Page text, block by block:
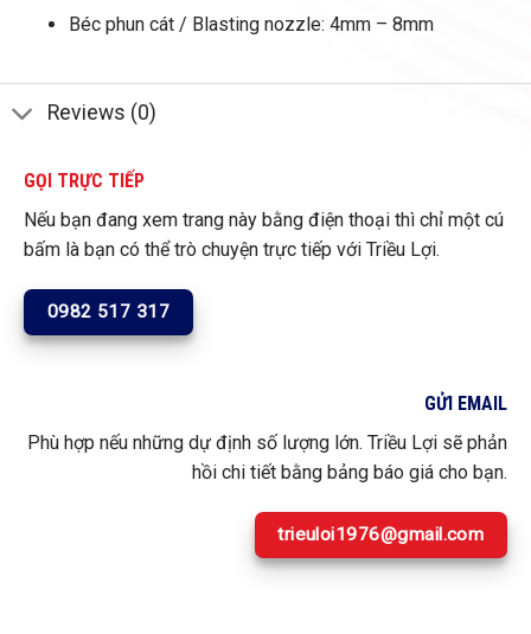
Béc phun cát / Blasting nozzle: 4mm – 8mm
Reviews (0)
GỌI TRỰC TIẾP
Nếu bạn đang xem trang này bằng điện thoại thì chỉ một cú
bấm là bạn có thể trò chuyện trực tiếp với Triều Lợi.
0982 517 317
GỬI EMAIL
Phù hợp nếu những dự định số lượng lớn. Triều Lợi sẽ phản
hồi chi tiết bằng bảng báo giá cho bạn.
trieuloi1976@gmail.com